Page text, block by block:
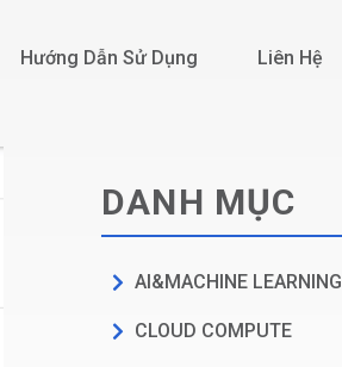
Hướng Dẫn Sử Dụng Liên Hệ
DANH MỤC
AI&MACHINE LEARNING
CLOUD COMPUTE